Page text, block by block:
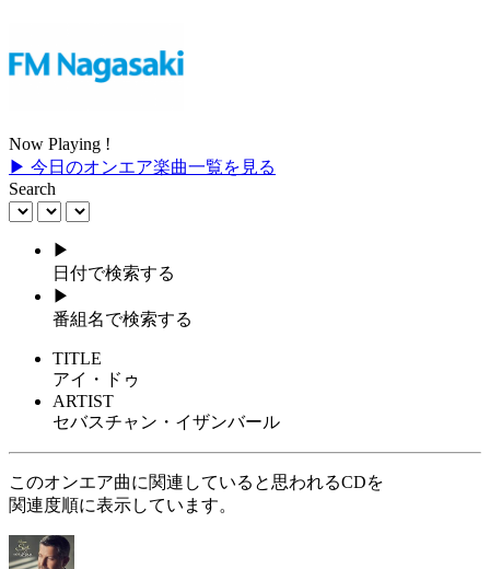
Now Playing !
▶ 今日のオンエア楽曲一覧を見る
Search
▶
日付で検索する
▶
番組名で検索する
TITLE
アイ・ドゥ
ARTIST
セバスチャン・イザンバール
このオンエア曲に関連していると思われるCDを
関連度順に表示しています。